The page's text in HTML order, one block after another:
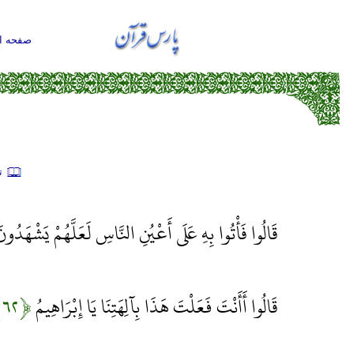
صفحه
قَالُوا فَأْتُوا بِهِ عَلَى أَعْيُنِ النَّاسِ لَعَلَّهُمْ
قَالُوا أَأَنْتَ فَعَلْتَ هَذَا بِآلِهَتِنَا يَا إِبْرَاهِيمُ﴿۶۲﴾